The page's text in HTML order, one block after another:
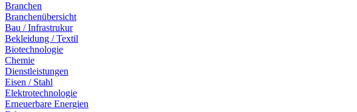
Branchen
Branchenübersicht
Bau / Infrastrukur
Bekleidung / Textil
Biotechnologie
Chemie
Dienstleistungen
Eisen / Stahl
Elektrotechnologie
Erneuerbare Energien